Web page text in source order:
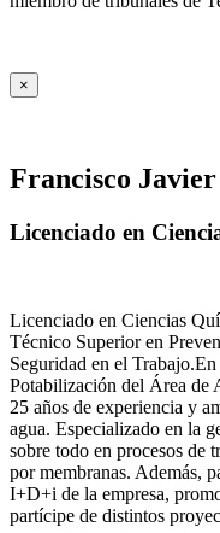
×
Francisco
Licenciado en
Licenciado en Ciencias
Técnico Superior en
Seguridad en el
Potabilización del Área de
25 años de experiencia y
agua. Especializado en la
sobre todo en procesos de
por membranas. Además,
I+D+i de la empresa,
partícipe de distintos